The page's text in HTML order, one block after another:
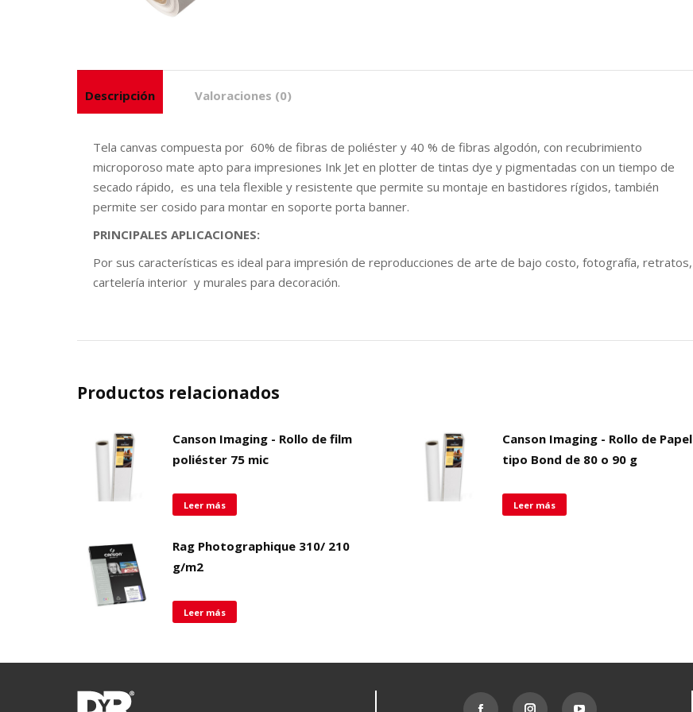
Descripción Valoraciones (0)
Tela canvas compuesta por 60% de fibras de poliéster y 40 % de fibras algodón, con recubrimiento
microporoso mate apto para impresiones Ink Jet en plotter de tintas dye y pigmentadas con un tiempo de
secado rápido, es una tela flexible y resistente que permite su montaje en bastidores rígidos, también
permite ser cosido para montar en soporte porta banner.
PRINCIPALES APLICACIONES:
Por sus características es ideal para impresión de reproducciones de arte de bajo costo, fotografía, retratos,
cartelería interior y murales para decoración.
Productos relacionados
Canson Imaging - Rollo de film
poliéster 75 mic
Leer más
Canson Imaging - Rollo de Papel
tipo Bond de 80 o 90 g
Leer más
Rag Photographique 310/ 210
g/m2
Leer más